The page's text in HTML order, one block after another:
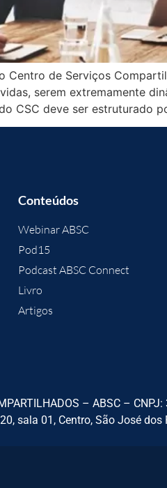
Centro de Serviços
serem extremamente
CSC deve ser estruturado
Conteúdos
Webinar ABSC
Pod15
Podcast ABSC Connect
Livro
Artigos
– ABSC –
sala 01, Centro, São José